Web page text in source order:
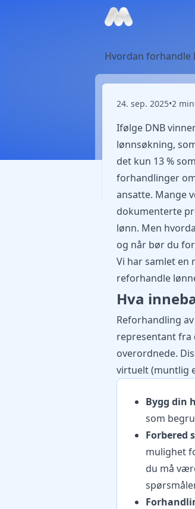
Hvordan forhandle
24. sep. 2025•2
Ifølge DNB
lønnsøkning,
det kun 13 %
forhandlinger
ansatte. Mange
dokumenterte
lønn. Men
og når bør du
Vi har samlet en
reforhandle
Hva
Reforhandling
representant fra
overordnede.
virtuelt (muntlig
Bygg din
som
Forbered
mulighet
du må